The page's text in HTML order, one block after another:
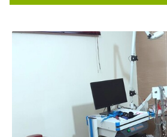
۱۴۰۳/۱۰/۰۱
ایشان رفتم.خوب شدم
خوش اخلاق و با حوصله ای هستند و
های مریض گوش میدهند،پدر من
و تحت نظر ایشون هستند
بعد از زایمان داشتم تحت درمان
صحبت های مریض گوش میدن